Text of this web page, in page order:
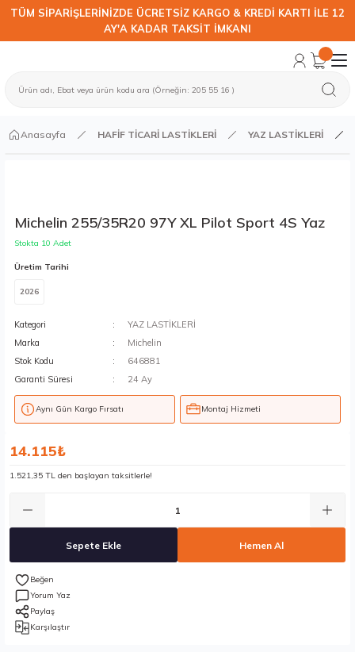
TÜM SİPARİŞLERİNİZDE ÜCRETSİZ KARGO & KREDİ KARTI İLE 12
AY'A KADAR TAKSİT İMKANI
Anasayfa HAFİF TİCARİ LASTİKLERİ YAZ LASTİKLERİ
Michelin 255/35R20 97Y XL Pilot Sport 4S Yaz
Stokta 10 Adet
Üretim Tarihi
2026
Kategori
YAZ LASTİKLERİ
Marka
Michelin
Stok Kodu
646881
Garanti Süresi
24 Ay
Aynı Gün Kargo Fırsatı Montaj Hizmeti
14.115₺
1.521,35 TL den başlayan taksitlerle!
Sepete Ekle Hemen Al
Yorum Yaz
Paylaş
Karşılaştır